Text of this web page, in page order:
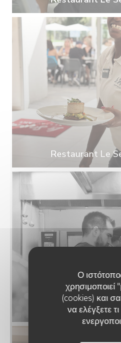
Ο
χρησιμοποιεί
(cookies) και
να ελέγξετε
Restaurant Le
Restaurant Le